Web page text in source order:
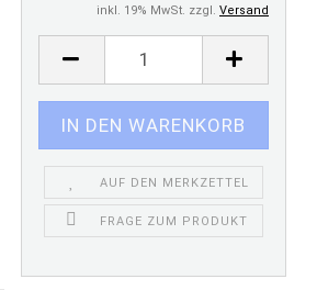
inkl. 19% MwSt. zzgl. Versand
AUF DEN MERKZETTEL
FRAGE ZUM PRODUKT